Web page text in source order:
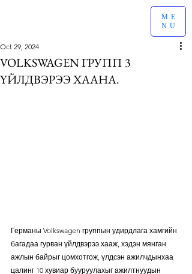
ME
NU
VOLKSWAGEN ГРУПП 3
ҮЙЛДВЭРЭЭ ХААНА.
Oct 29, 2024
Германы Volkswagen группын удирдлага хамгийн
багадаа гурван үйлдвэрээ хааж, хэдэн мянган
ажлын байрыг цомхотгож, үлдсэн ажилчдынхаа
цалинг 10 хувиар бууруулахыг ажилтнуудын